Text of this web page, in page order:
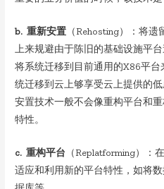
b. 重新安置 （Rehosting）：将
上来规避由于陈旧的基础设施平
将系统迁移到目前通用的X86平
统迁移到云上够享受云上提供的
安置技术一般不会像重构平台和
特性。
c. 重构平台 （Replatforming）：
适应和利用新的平台特性，如将